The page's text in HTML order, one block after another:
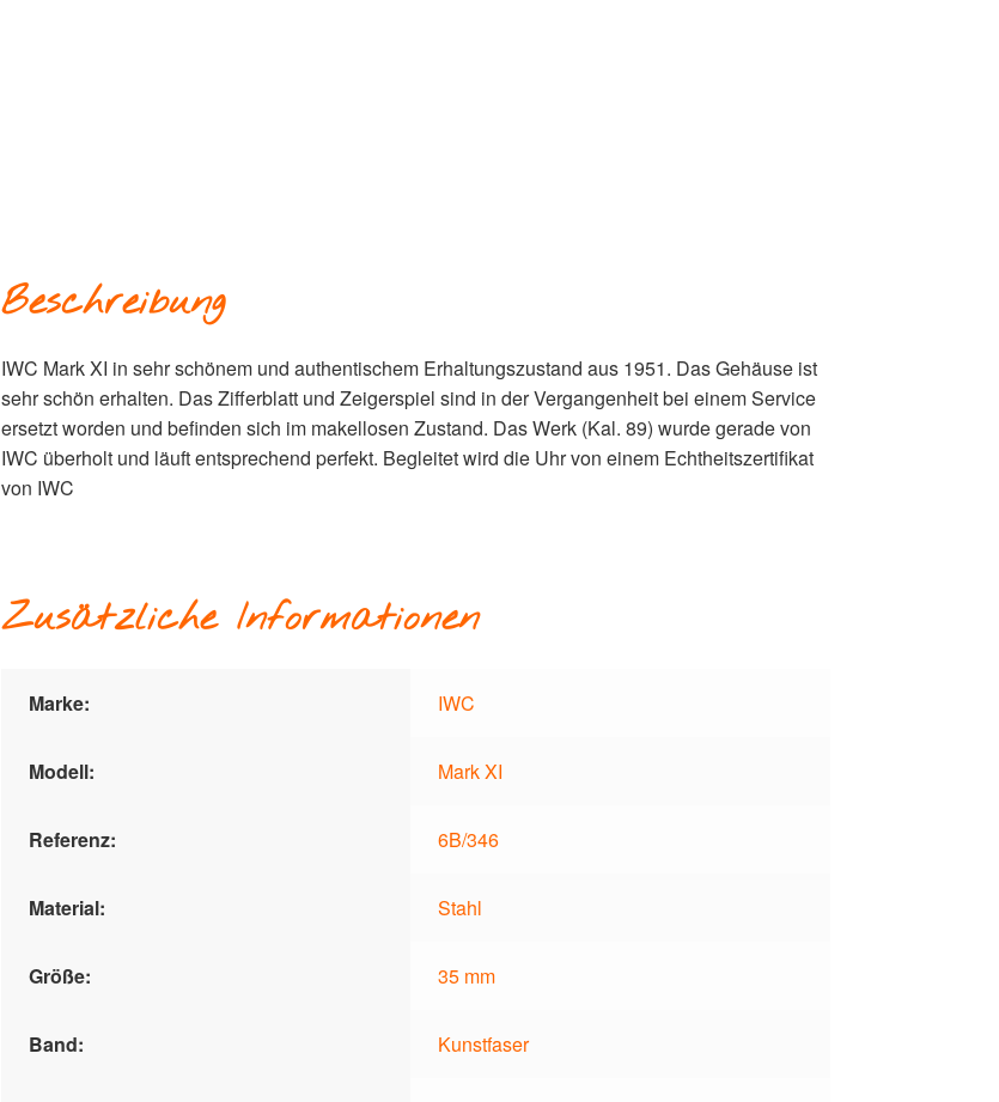
Beschreibung
IWC Mark XI in sehr schönem und authentischem Erhaltungszustand aus 1951. Das Gehäuse ist
sehr schön erhalten. Das Zifferblatt und Zeigerspiel sind in der Vergangenheit bei einem Service
ersetzt worden und befinden sich im makellosen Zustand. Das Werk (Kal. 89) wurde gerade von
IWC überholt und läuft entsprechend perfekt. Begleitet wird die Uhr von einem Echtheitszertifikat
von IWC
Zusätzliche Informationen
Marke: IWC
Modell: Mark XI
Referenz: 6B/346
Material: Stahl
Größe: 35 mm
Band: Kunstfaser